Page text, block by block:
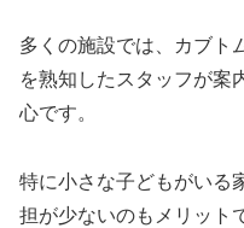
多くの施設では、カブト
を熟知したスタッフが案
心です。
特に小さな子どもがいる
担が少ないのもメリット